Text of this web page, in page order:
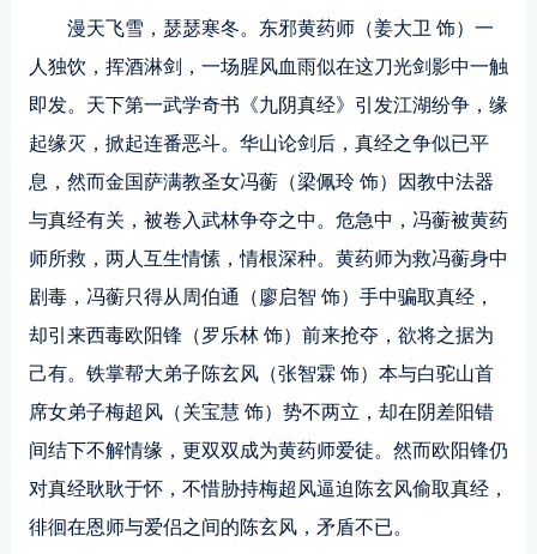
漫天飞雪，瑟瑟寒冬。东邪黄药师（姜大卫 饰）一
人独饮，挥酒淋剑，一场腥风血雨似在这刀光剑影中一触
即发。天下第一武学奇书《九阴真经》引发江湖纷争，缘
起缘灭，掀起连番恶斗。华山论剑后，真经之争似已平
息，然而金国萨满教圣女冯蘅（梁佩玲 饰）因教中法器
与真经有关，被卷入武林争夺之中。危急中，冯蘅被黄药
师所救，两人互生情愫，情根深种。黄药师为救冯蘅身中
剧毒，冯蘅只得从周伯通（廖启智 饰）手中骗取真经，
却引来西毒欧阳锋（罗乐林 饰）前来抢夺，欲将之据为
己有。铁掌帮大弟子陈玄风（张智霖 饰）本与白驼山首
席女弟子梅超风（关宝慧 饰）势不两立，却在阴差阳错
间结下不解情缘，更双双成为黄药师爱徒。然而欧阳锋仍
对真经耿耿于怀，不惜胁持梅超风逼迫陈玄风偷取真经，
徘徊在恩师与爱侣之间的陈玄风，矛盾不已。